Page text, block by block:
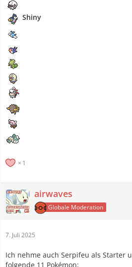
Shiny
1
airwaves
Globale Moderation
7. Juli 2025
Ich nehme auch Serpifeu als Starter
folgende 11 Pokémon: